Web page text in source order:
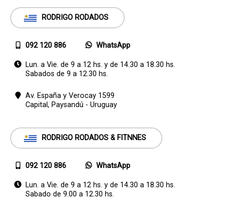
RODRIGO RODADOS
092 120 886 WhatsApp
Lun. a Vie. de 9 a 12 hs. y de 14.30 a 18.30 hs.
Sabados de 9 a 12.30 hs.
Av. España y Verocay 1599
Capital, Paysandú - Uruguay
RODRIGO RODADOS & FITNNES
092 120 886 WhatsApp
Lun. a Vie. de 9 a 12 hs. y de 14.30 a 18.30 hs.
Sabado de 9.00 a 12.30 hs.